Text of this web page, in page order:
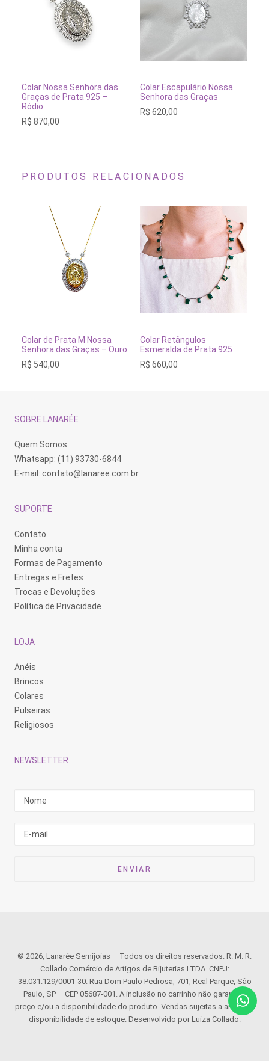
ADICIONAR AO CARRINHO
Colar Nossa Senhora das
Graças de Prata 925 –
Ródio
R$ 870,00
ESGOTADO
Colar Escapulário Nossa
Senhora das Graças
R$ 620,00
PRODUTOS RELACIONADOS
ADICIONAR AO CARRINHO
Colar de Prata M Nossa
Senhora das Graças – Ouro
R$ 540,00
ADICIONAR AO
Colar Retângulos
Esmeralda de Prata 925
R$ 660,00
SOBRE LANARÉE
Quem Somos
Whatsapp: (11) 93730-6844
E-mail: contato@lanaree.com.br
SUPORTE
Contato
Minha conta
Formas de Pagamento
Entregas e Fretes
Trocas e Devoluções
Política de Privacidade
LOJA
Anéis
Brincos
Colares
Pulseiras
Religiosos
NEWSLETTER
© 2026, Lanarée Semijoias – Todos os direitos reservados. R. M. R.
Collado Comércio de Artigos de Bijuterias LTDA. CNPJ:
38.031.129/0001-30. Rua Dom Paulo Pedrosa, 701, Real Parque, São
Paulo, SP – CEP 05687-001. A inclusão no carrinho não garante o
preço e/ou a disponibilidade do produto. Vendas sujeitas a análise e
disponibilidade de estoque. Desenvolvido por Luiza Collado.